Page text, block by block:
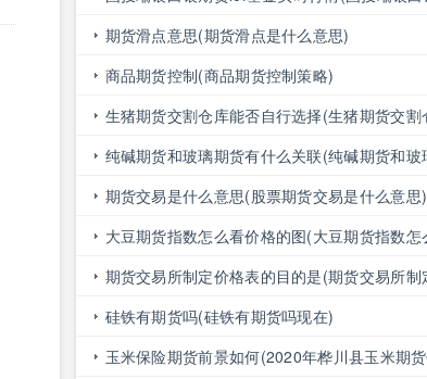
期货lof基金实时行情怎么样)
期货滑点意思(期货滑点是什么意思)
商品期货控制(商品期货控制策略)
生猪期货交割仓库能否自行选择(生猪期货交割
库能否自行选择仓位)
纯碱期货和玻璃期货有什么关联(纯碱期货和玻
期货有什么关联吗)
期货交易是什么意思(股票期货交易是什么意思)
大豆期货指数怎么看价格的图(大豆期货指数怎
看价格的图表)
期货交易所制定价格表的目的是(期货交易所制
价格表的目的是什么)
硅铁有期货吗(硅铁有期货吗现在)
玉米保险期货前景如何(2020年桦川县玉米期